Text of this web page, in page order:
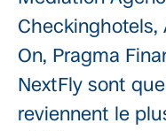
Checkinghotels,
On, Pragma
NextFly sont
reviennent le